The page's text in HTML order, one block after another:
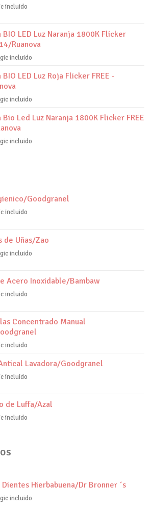
incluido
LED Luz Naranja 1800K Flicker
Ruanova
incluido
LED Luz Roja Flicker FREE -
incluido
Led Luz Naranja 1800K Flicker FREE
incluido
Goodgranel
incluido
de Uñas/Zao
incluido
Acero Inoxidable/Bambaw
incluido
Concentrado Manual
incluido
Lavadora/Goodgranel
incluido
de Luffa/Azal
incluido
Dientes Hierbabuena/Dr Bronner ´s
incluido